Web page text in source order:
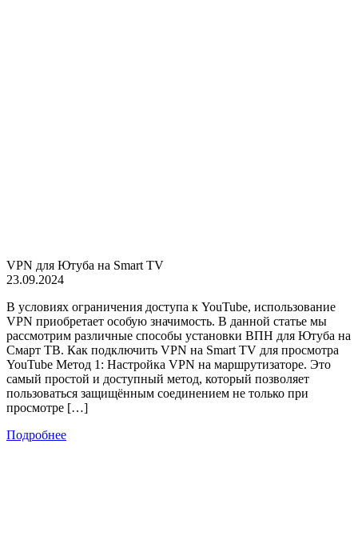
VPN для Ютуба на Smart TV
23.09.2024
В условиях ограничения доступа к YouTube, использование
VPN приобретает особую значимость. В данной статье мы
рассмотрим различные способы установки ВПН для Ютуба на
Смарт ТВ. Как подключить VPN на Smart TV для просмотра
YouTube Метод 1: Настройка VPN на маршрутизаторе. Это
самый простой и доступный метод, который позволяет
пользоваться защищённым соединением не только при
просмотре […]
Подробнее